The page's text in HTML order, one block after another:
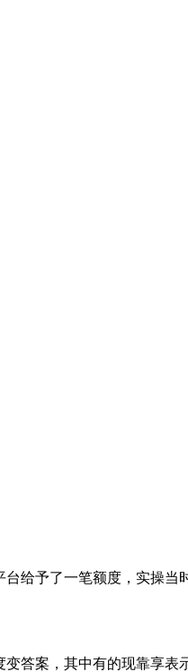
给予了一笔额度，实操当
答案，其中有的现靠享表